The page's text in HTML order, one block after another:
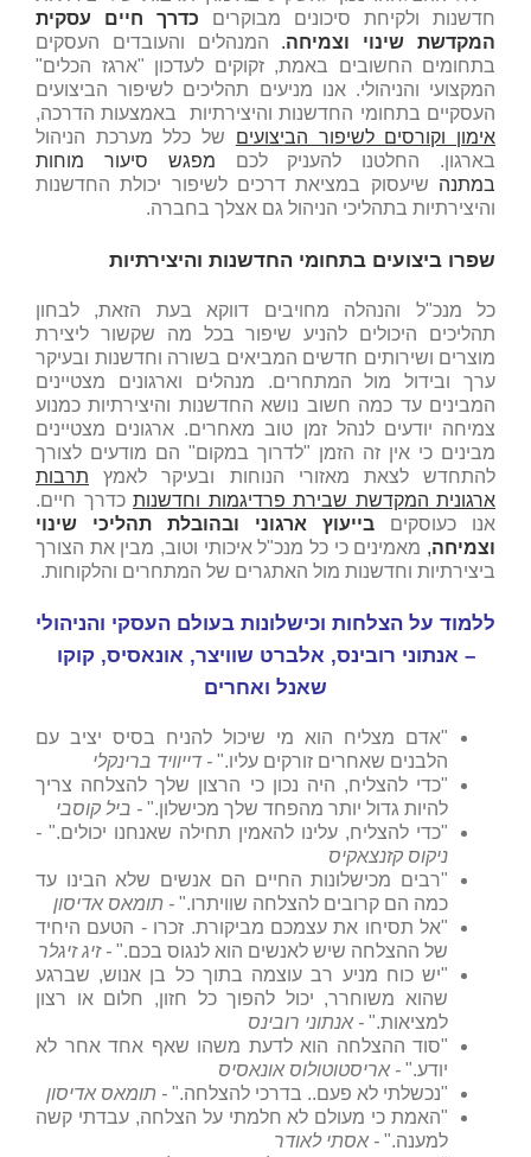
חדשנות ולקיחת סיכונים מבוקרים כדרך חיים עסקית
המקדשת שינוי וצמיחה. המנהלים והעובדים העסקים
בתחומים החשובים באמת, זקוקים לעדכון "ארגז הכלים"
המקצועי והניהולי. אנו מניעים תהליכים לשיפור הביצועים
העסקיים בתחומי החדשנות והיצירתיות באמצעות הדרכה,
אימון וקורסים לשיפור הביצועים של כלל מערכת הניהול
בארגון. החלטנו להעניק לכם מפגש סיעור מוחות
במתנה שיעסוק במציאת דרכים לשיפור יכולת החדשנות
והיצירתיות בתהליכי הניהול גם אצלך בחברה.
שפרו ביצועים בתחומי החדשנות והיצירתיות
כל מנכ"ל והנהלה מחויבים דווקא בעת הזאת, לבחון
תהליכים היכולים להניע שיפור בכל מה שקשור ליצירת
מוצרים ושירותים חדשים המביאים בשורה וחדשנות ובעיקר
ערך ובידול מול המתחרים. מנהלים וארגונים מצטיינים
המבינים עד כמה חשוב נושא החדשנות והיצירתיות כמנוע
צמיחה יודעים לנהל זמן טוב מאחרים. ארגונים מצטיינים
מבינים כי אין זה הזמן "לדרוך במקום" הם מודעים לצורך
להתחדש לצאת מאזורי הנוחות ובעיקר לאמץ תרבות
ארגונית המקדשת שבירת פרדיגמות וחדשנות כדרך חיים.
אנו כעוסקים בייעוץ ארגוני ובהובלת תהליכי שינוי
וצמיחה, מאמינים כי כל מנכ"ל איכותי וטוב, מבין את הצורך
ביצירתיות וחדשנות מול האתגרים של המתחרים והלקוחות.
ללמוד על הצלחות וכישלונות בעולם העסקי והניהולי
– אנתוני רובינס, אלברט שוויצר, אונאסיס, קוקו
שאנל ואחרים
"אדם מצליח הוא מי שיכול להניח בסיס יציב עם
הלבנים שאחרים זורקים עליו." - דייוויד ברינקלי
"כדי להצליח, היה נכון כי הרצון שלך להצלחה צריך
להיות גדול יותר מהפחד שלך מכישלון." - ביל קוסבי
"כדי להצליח, עלינו להאמין תחילה שאנחנו יכולים." -
ניקוס קזנצאקיס
"רבים מכישלונות החיים הם אנשים שלא הבינו עד
כמה הם קרובים להצלחה שוויתרו." - תומאס אדיסון
"אל תסיחו את עצמכם מביקורת. זכרו - הטעם היחיד
של ההצלחה שיש לאנשים הוא לנגוס בכם." - זיג זיגלר
"יש כוח מניע רב עוצמה בתוך כל בן אנוש, שברגע
שהוא משוחרר, יכול להפוך כל חזון, חלום או רצון
למציאות." - אנתוני רובינס
"סוד ההצלחה הוא לדעת משהו שאף אחד אחר לא
יודע." - אריסטוטולוס אונאסיס
"נכשלתי לא פעם.. בדרכי להצלחה." - תומאס אדיסון
"האמת כי מעולם לא חלמתי על הצלחה, עבדתי קשה
למענה." - אסתי לאודר